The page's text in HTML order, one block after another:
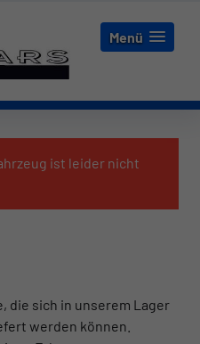
Menü
ist leider nicht
die sich in unserem Lager
werden können.